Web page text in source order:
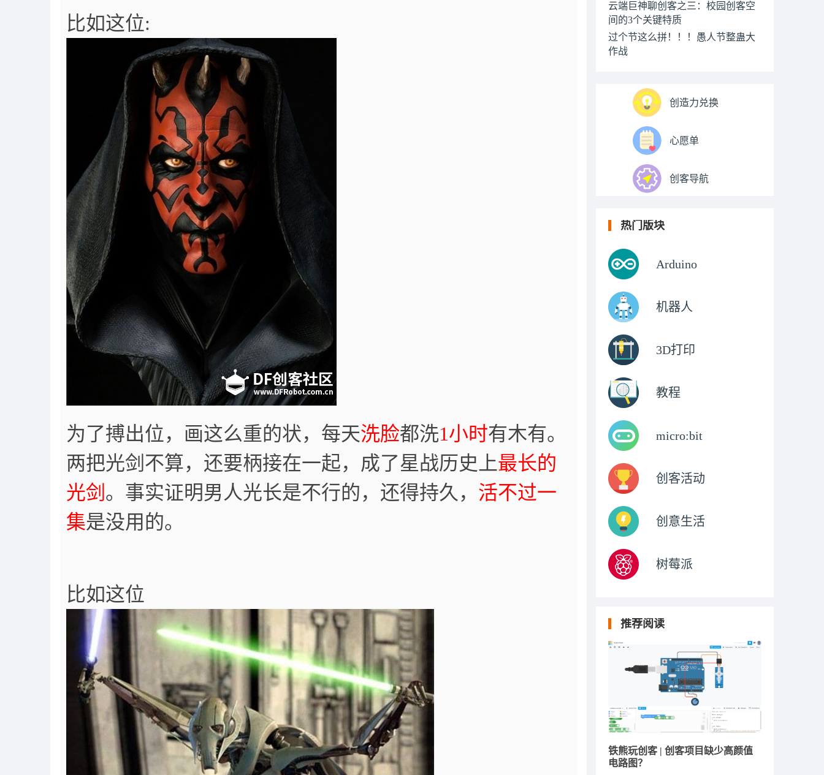
比如这位:
为了搏出位，画这么重的状，每天洗脸都洗1小时有木有。
两把光剑不算，还要柄接在一起，成了星战历史上最长的
光剑 。事实证明男人光长是不行的，还得持久， 活不过一
集是没用的。
比如这位
云端巨神聊创客之三：校园创客空
间的3个关键特质
过个节这么拼！！！愚人节整蛊大
作战
创造力兑换
心愿单
创客导航
热门版块
Arduino
机器人
3D打印
教程
micro:bit
创客活动
创意生活
树莓派
推荐阅读
铁熊玩创客 | 创客项目缺少高颜值
电路图？